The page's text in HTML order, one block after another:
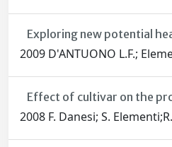
Exploring new potential
2009 D'ANTUONO L.F.;
Effect of cultivar on the
2008 F. Danesi; S.